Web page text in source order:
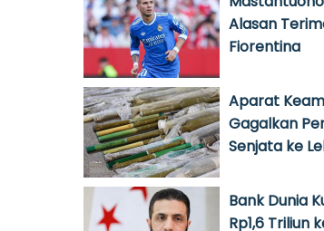
Alasan
Fiorentina
Aparat
Gagalkan
Senjata ke
Bank Dunia
Rp1,6 Triliun